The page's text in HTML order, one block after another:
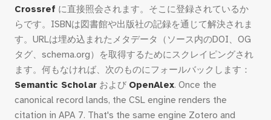
Crossref に直接照会されます。そこに登録されているか
らです。ISBNは図書館や出版社の記録を通じて解決されま
す。URLは埋め込まれたメタデータ（ソース内のDOI、OG
タグ、schema.org）を取得するためにスクレイピングされ
ます。何もなければ、次のものにフォールバックします：
Semantic Scholar および OpenAlex. Once the
canonical record lands, the CSL engine renders the
citation in APA 7. That's the same engine Zotero and